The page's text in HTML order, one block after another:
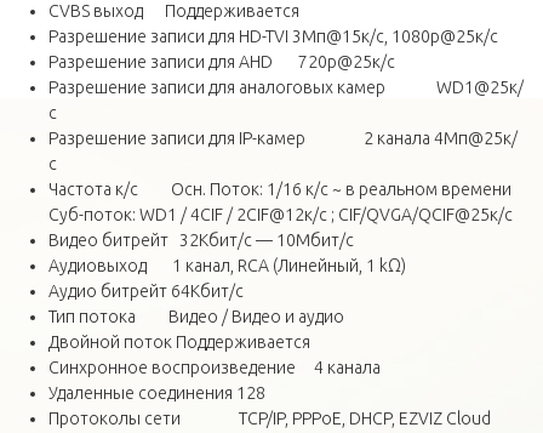
CVBS выход Поддерживается
Разрешение записи для HD-TVI 3Мп@15к/с, 1080p@25к/с
Разрешение записи для AHD 720p@25к/с
Разрешение записи для аналоговых камер WD1@25к/
с
Разрешение записи для IP-камер 2 канала 4Мп@25к/
с
Частота к/с Осн. Поток: 1/16 к/с ~ в реальном времени
Суб-поток: WD1 / 4CIF / 2CIF@12к/с ; CIF/QVGA/QCIF@25к/с
Видео битрейт 32Кбит/с — 10Мбит/с
Аудиовыход 1 канал, RCA (Линейный, 1 kΩ)
Аудио битрейт 64Кбит/с
Тип потока Видео / Видео и аудио
Двойной поток Поддерживается
Синхронное воспроизведение 4 канала
Удаленные соединения 128
Протоколы сети TCP/IP, PPPoE, DHCP, EZVIZ Cloud